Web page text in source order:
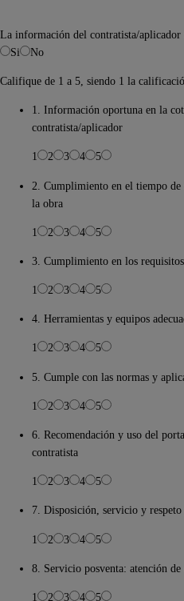
La información del contratista/
Si
No
Califique de 1 a 5, siendo 1 la
1. Información oportuna en la
contratista/aplicador
1 2 3 4 5
2. Cumplimiento en el tiempo
la obra
1 2 3 4 5
3. Cumplimiento en los
1 2 3 4 5
4. Herramientas y equipos
1 2 3 4 5
5. Cumple con las normas y
1 2 3 4 5
6. Recomendación y uso del
contratista
1 2 3 4 5
7. Disposición, servicio y
1 2 3 4 5
8. Servicio posventa: atención de
1 2 3 4 5